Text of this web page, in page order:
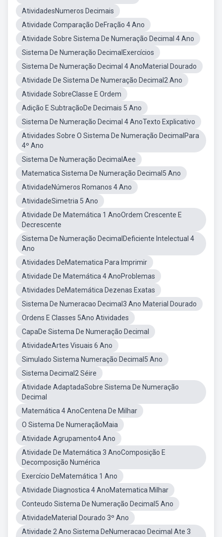
AtividadesNumeros Decimais
Atividade Comparação DeFração 4 Ano
Atividade Sobre Sistema De Numeração Decimal 4 Ano
Sistema De Numeração DecimalExercícios
Sistema De Numeração Decimal 4 AnoMaterial Dourado
Atividade De Sistema De Numeração Decimal2 Ano
Atividade SobreClasse E Ordem
Adição E SubtraçãoDe Decimais 5 Ano
Sistema De Numeração Decimal 4 AnoTexto Explicativo
Atividades Sobre O Sistema De Numeração DecimalPara
4º Ano
Sistema De Numeração DecimalAee
Matematica Sistema De Numeração Decimal5 Ano
AtividadeNúmeros Romanos 4 Ano
AtividadeSimetria 5 Ano
Atividade De Matemática 1 AnoOrdem Crescente E
Decrescente
Sistema De Numeração DecimalDeficiente Intelectual 4
Ano
Atividades DeMatematica Para Imprimir
Atividade De Matemática 4 AnoProblemas
Atividades DeMatemática Dezenas Exatas
Sistema De Numeracao Decimal3 Ano Material Dourado
Ordens E Classes 5Ano Atividades
CapaDe Sistema De Numeração Decimal
AtividadeArtes Visuais 6 Ano
Simulado Sistema Numeração Decimal5 Ano
Sistema Decimal2 Séire
Atividade AdaptadaSobre Sistema De Numeração
Decimal
Matemática 4 AnoCentena De Milhar
O Sistema De NumeraçãoMaia
Atividade Agrupamento4 Ano
Atividade De Matemática 3 AnoComposição E
Decomposição Numérica
Exercício DeMatemática 1 Ano
Atividade Diagnostica 4 AnoMatematica Milhar
Conteudo Sistema De Numeração Decimal5 Ano
AtividadeMaterial Dourado 3º Ano
Atividade 2 Ano Sistema DeNumeracao Decimal Ate 3